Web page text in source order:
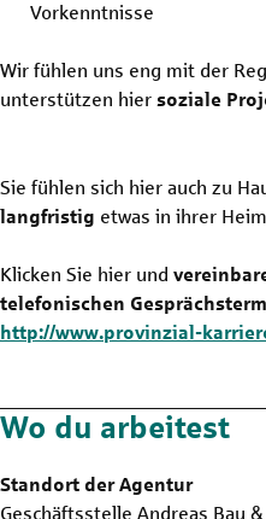
Vorkenntnisse
Wir fühlen uns eng mit der
unterstützen hier soziale
Sie fühlen sich hier auch zu
langfristig etwas in ihrer
Klicken Sie hier und
telefonischen
http://www.provinzial-
Wo du arbeitest
Standort der Agentur
Geschäftsstelle Andreas Bau